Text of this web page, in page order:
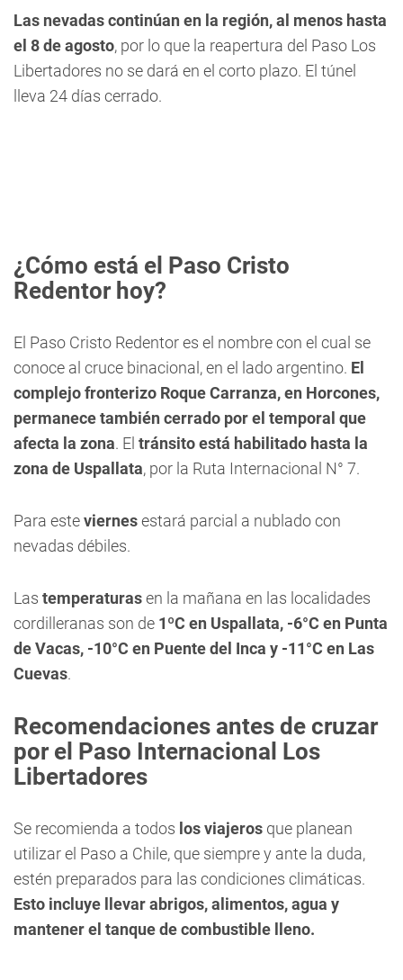
Las nevadas continúan en la región, al menos hasta
el 8 de agosto, por lo que la reapertura del Paso Los
Libertadores no se dará en el corto plazo. El túnel
lleva 24 días cerrado.
¿Cómo está el Paso Cristo
Redentor hoy?
El Paso Cristo Redentor es el nombre con el cual se
conoce al cruce binacional, en el lado argentino. El
complejo fronterizo Roque Carranza, en Horcones,
permanece también cerrado por el temporal que
afecta la zona. El tránsito está habilitado hasta la
zona de Uspallata, por la Ruta Internacional N° 7.
Para esteviernesestará parcial a nublado con
nevadas débiles.
Las temperaturasen la mañana en las localidades
cordilleranas son de 1ºC en Uspallata, -6°C en Punta
de Vacas, -10°C en Puente del Inca y -11°C en Las
Cuevas.
Recomendaciones antes de cruzar
por el Paso Internacional Los
Libertadores
Se recomienda a todos los viajeros que planean
utilizar el Paso a Chile, que siempre y ante la duda,
estén preparados para las condiciones climáticas.
Esto incluye llevar abrigos, alimentos, agua y
mantener el tanque de combustible lleno.